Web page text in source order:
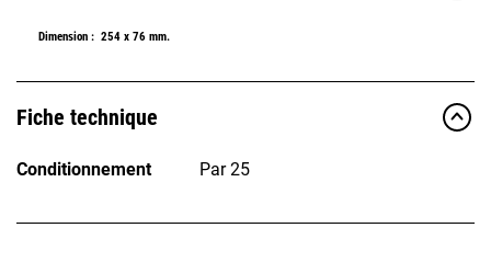
Dimension : 254 x 76 mm.
Fiche technique
Conditionnement Par 25